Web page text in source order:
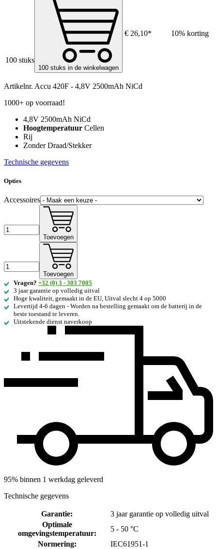
100 stuks
100 stuks in de winkelwagen
€ 26,10* 10% korting
Artikelnr. Accu 420F - 4,8V 2500mAh NiCd
1000+ op voorraad!
4,8V 2500mAh NiCd
Hoogtemperatuur Cellen
Rij
Zonder Draad/Stekker
Technische gegevens
Opties
Accessoires
Toevoegen
Toevoegen
Vragen? +32 (0) 3 - 303 7005
3 jaar garantie op volledig uitval
Hoge kwaliteit, gemaakt in de EU, Uitval slecht 4 op 5000
Levertijd 4-6 dagen - Worden na bestelling gemaakt om de batterij in de
beste toestand te leveren.
Uitstekende dienst naverkoop
95% binnen 1 werkdag geleverd
Technische gegevens
Garantie:
3 jaar garantie op volledig uitval
Optimale
omgevingstemperatuur:
5 - 50 °C
Normering:
IEC61951-1